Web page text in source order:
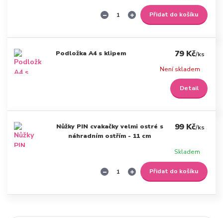
Přidat do košíku
Podložka A4 s klipem 79 Kč/ks
Není skladem
Detail
Nůžky PIN cvakačky velmi ostré s
náhradním ostřím - 11 cm
99 Kč/ks
Skladem
Přidat do košíku